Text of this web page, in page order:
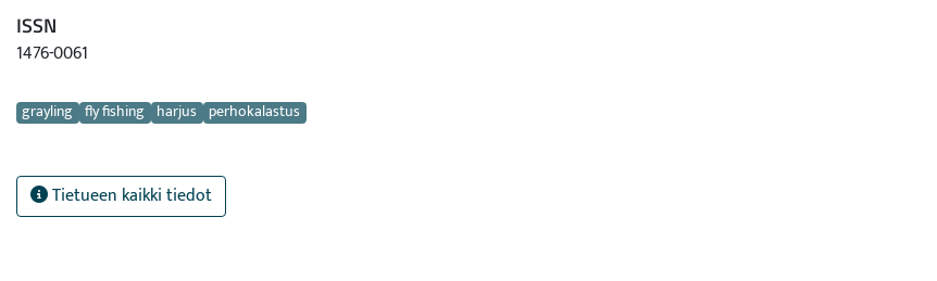
ISSN
1476-0061
Avainsanat
grayling fly fishing harjus perhokalastus
Tietueen kaikki tiedot